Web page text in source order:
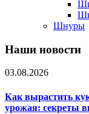
Шнуры
Наши новости
03.08.2026
Как вырастить
урожая: секреты